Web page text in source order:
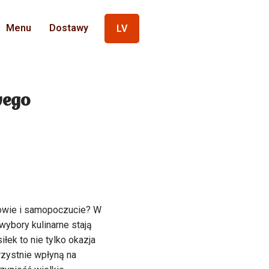
Menu Dostawy LV
i samopoczucie? W
kulinarne stają
to nie tylko okazja
wpłyną na